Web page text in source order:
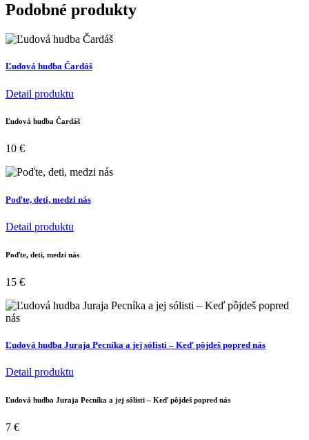
Podobné produkty
Ľudová hudba Čardáš
Detail produktu
Ľudová hudba Čardáš
10 €
Poďte, deti, medzi nás
Detail produktu
Poďte, deti, medzi nás
15 €
Ľudová hudba Juraja Pecníka a jej sólisti – Keď pôjdeš popred nás
Detail produktu
Ľudová hudba Juraja Pecníka a jej sólisti – Keď pôjdeš popred nás
7 €